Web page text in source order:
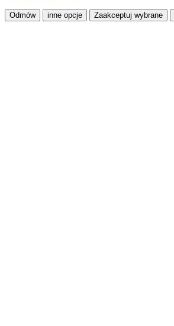
Odmów inne opcje Zaakceptuj wybrane